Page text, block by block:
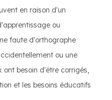
en raison d'un
ou
faute d'orthographe
ou une
ont besoin d'être corrigés,
et les besoins éducatifs